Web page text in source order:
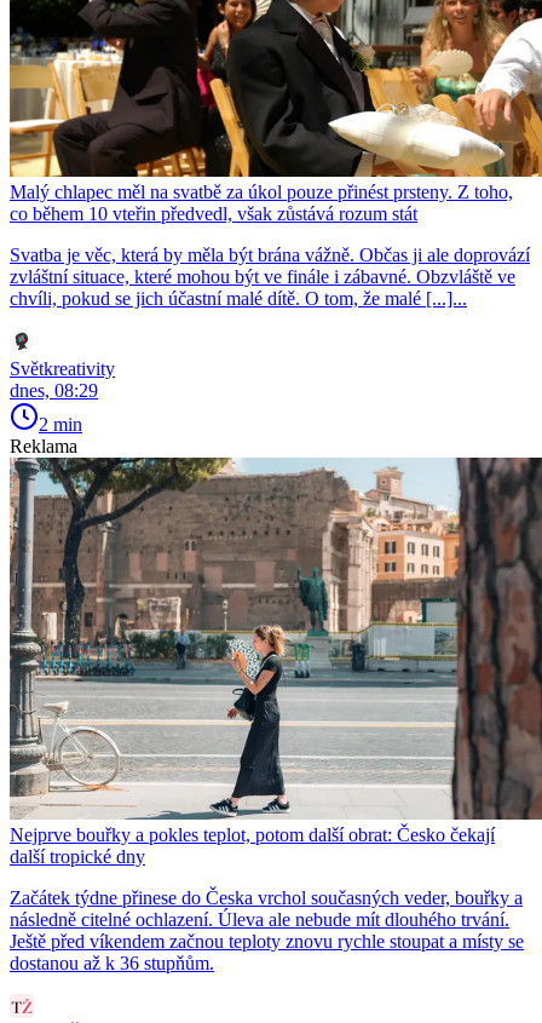
Malý chlapec měl na svatbě za úkol pouze přinést prsteny. Z toho,
co během 10 vteřin předvedl, však zůstává rozum stát
Svatba je věc, která by měla být brána vážně. Občas ji ale doprovází
zvláštní situace, které mohou být ve finále i zábavné. Obzvláště ve
chvíli, pokud se jich účastní malé dítě. O tom, že malé [...]...
Světkreativity
dnes, 08:29
2 min
Reklama
Nejprve bouřky a pokles teplot, potom další obrat: Česko čekají
další tropické dny
Začátek týdne přinese do Česka vrchol současných veder, bouřky a
následně citelné ochlazení. Úleva ale nebude mít dlouhého trvání.
Ještě před víkendem začnou teploty znovu rychle stoupat a místy se
dostanou až k 36 stupňům.